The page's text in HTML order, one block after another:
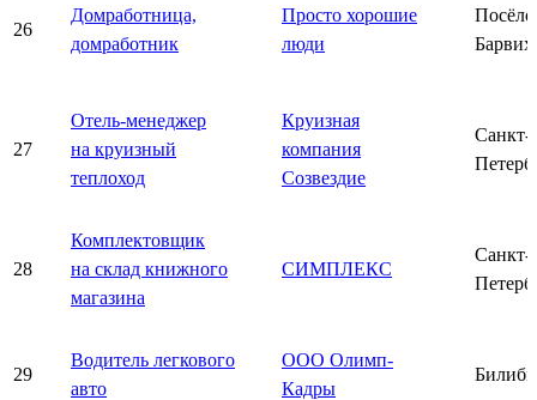
26
Домработница,
домработник
Просто хорошие
люди
27
Отель-менеджер
на круизный
теплоход
Круизная
компания
Созвездие
Санкт-
28
Комплектовщик
на склад книжного
магазина
СИМПЛЕКС
Санкт-
29
Водитель легкового
авто
ООО Олимп-
Кадры